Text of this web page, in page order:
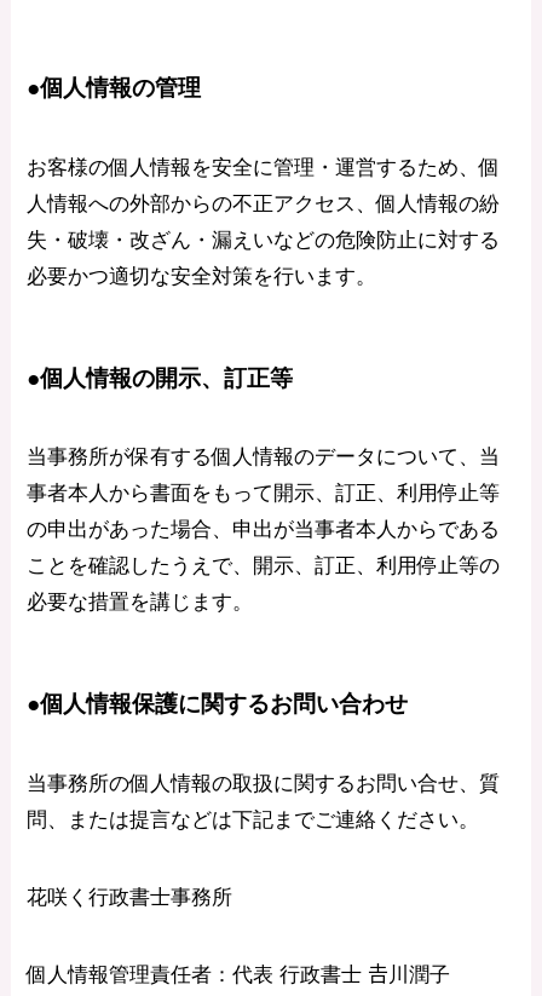
●個人情報の管理
お客様の個人情報を安全に管理・運営するため、個
人情報への外部からの不正アクセス、個人情報の紛
失・破壊・改ざん・漏えいなどの危険防止に対する
必要かつ適切な安全対策を行います。
●個人情報の開示、訂正等
当事務所が保有する個人情報のデータについて、当
事者本人から書面をもって開示、訂正、利用停止等
の申出があった場合、申出が当事者本人からである
ことを確認したうえで、開示、訂正、利用停止等の
必要な措置を講じます。
●個人情報保護に関するお問い合わせ
当事務所の個人情報の取扱に関するお問い合せ、質
問、または提言などは下記までご連絡ください。
花咲く行政書士事務所
個人情報管理責任者：代表 行政書士 𠮷川潤子